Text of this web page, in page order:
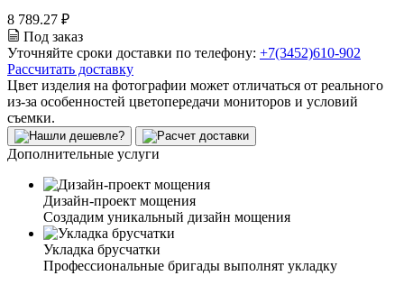
8 789.27 ₽
Под заказ
Уточняйте сроки доставки по телефону: +7(3452)610-902
Рассчитать доставку
Цвет изделия на фотографии может отличаться от реального
из-за особенностей цветопередачи мониторов и условий
съемки.
Дополнительные услуги
Дизайн-проект мощения
Создадим уникальный дизайн мощения
Укладка брусчатки
Профессиональные бригады выполнят укладку